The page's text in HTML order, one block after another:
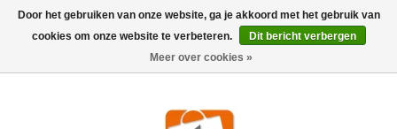
Door het gebruiken van onze website, ga je akkoord met het gebruik van
cookies om onze website te verbeteren.
Dit bericht verbergen
Meer over cookies »